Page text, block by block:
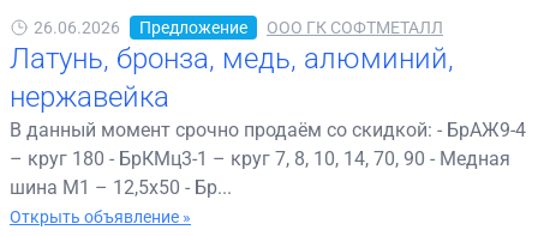
26.06.2026 Предложение ООО ГК СОФТМЕТАЛЛ
Латунь, бронза, медь, алюминий,
нержавейка
В данный момент срочно продаём со скидкой: - БрАЖ9-4
– круг 180 - БрКМц3-1 – круг 7, 8, 10, 14, 70, 90 - Медная
шина М1 – 12,5х50 - Бр...
Открыть объявление »